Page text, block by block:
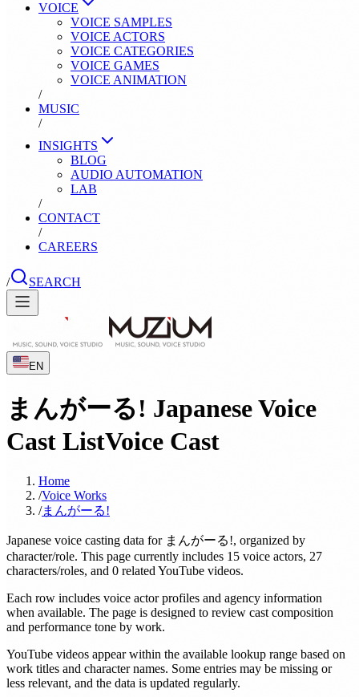
VOICE
VOICE SAMPLES
VOICE ACTORS
VOICE CATEGORIES
VOICE GAMES
VOICE ANIMATION
/
MUSIC
/
INSIGHTS
BLOG
AUDIO AUTOMATION
LAB
/
CONTACT
/
CAREERS
/ SEARCH
EN
まんがーる! Japanese Voice
Cast ListVoice Cast
Home
/Voice Works
/まんがーる!
Japanese voice casting data for まんがーる!, organized by
character/role. This page currently includes 15 voice actors, 27
characters/roles, and 0 related YouTube videos.
Each row includes voice actor profiles and agency information
when available. The page is designed to review cast composition
and performance tone by work.
YouTube videos appear within the available lookup range based on
work titles and character names. Some entries may be missing or
less relevant, and the data is updated regularly.